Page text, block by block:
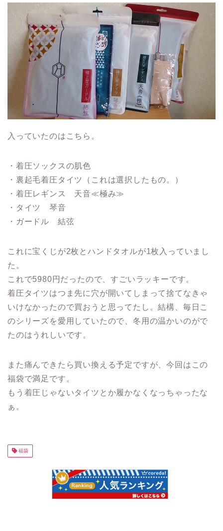
入っていたのはこちら。
・着圧ソックスの肌色
・裏起毛着圧タイツ（これは選択したもの。）
・着圧レギンス 天音≪極み≫
・タイツ 琴音
・ガードル 結弦
これに宝くじが2枚とハンドタオルが1枚入っていまし
た。
これで5980円だったので、すごいラッキーです。
着圧タイツはつま先に穴が開いてしまって捨てなきゃ
いけなかったので買おうと思ってたし。結構、毎日こ
のシリーズを愛用していたので、冬用の温かいのがで
たのはうれしいです。
また痛んできたら買い換える予定ですが、今回はこの
福袋で満足です。
もう着圧じゃないタイツとか履かなくなっちゃったな
ぁ。
福袋